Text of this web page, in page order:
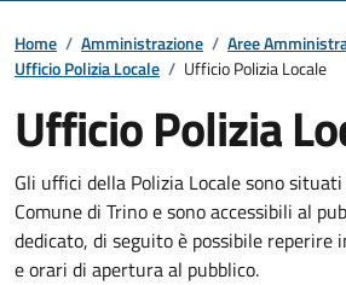
Home / Amministrazione / Aree
Ufficio Polizia Locale / Ufficio Polizia Locale
Ufficio Polizia
Gli uffici della Polizia Locale sono
Comune di Trino e sono accessibili al
dedicato, di seguito è possibile
e orari di apertura al pubblico.